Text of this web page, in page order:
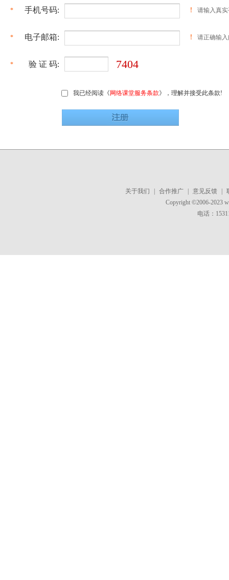
* 手机号码: ！ 请输入真
* 电子邮箱: ！ 请正确输
* 验 证 码: 7404
我已经阅读《网络课堂服务条款》，理解并接受此条款!
关于我们 | 合作推广 | 意见反馈 |
Copyright ©2006-2023
电话：